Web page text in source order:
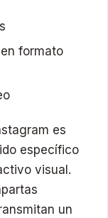
formato
es
específico
visual.
un